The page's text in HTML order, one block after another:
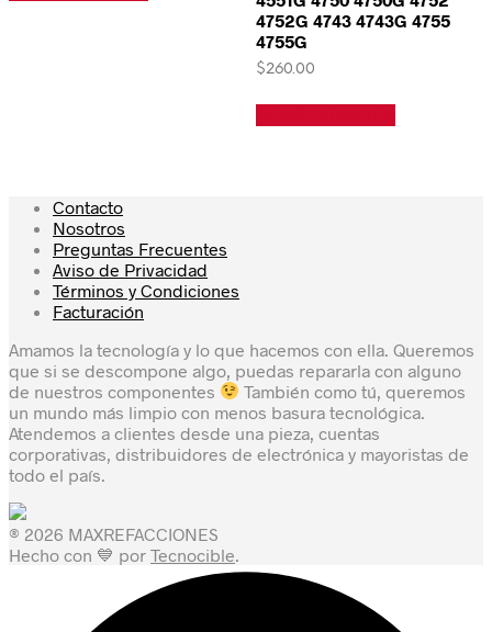
4752G 4743 4743G 4755
4755G
$260.00
Contacto
Nosotros
Preguntas Frecuentes
Aviso de Privacidad
Términos y Condiciones
Facturación
Amamos la tecnología y lo que hacemos con ella. Queremos
que si se descompone algo, puedas repararla con alguno
de nuestros componentes
También como tú, queremos
un mundo más limpio con menos basura tecnológica.
Atendemos a clientes desde una pieza, cuentas
corporativas, distribuidores de electrónica y mayoristas de
todo el país.
® 2026 MAXREFACCIONES
Hecho con 💙 por Tecnocible